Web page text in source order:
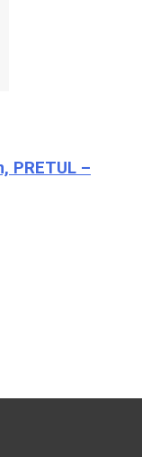
PRETUL –